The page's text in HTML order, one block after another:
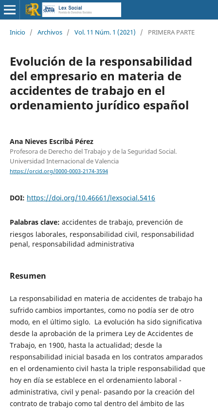
Inicio / Archivos / Vol. 11 Núm. 1 (2021) / PRIMERA PARTE
Evolución de la responsabilidad
del empresario en materia de
accidentes de trabajo en el
ordenamiento jurídico español
Ana Nieves Escribá Pérez
Profesora de Derecho del Trabajo y de la Seguridad Social.
Universidad Internacional de Valencia
https://orcid.org/0000-0003-2174-3594
DOI: https://doi.org/10.46661/lexsocial.5416
Palabras clave: accidentes de trabajo, prevención de
riesgos laborales, responsabilidad civil, responsabilidad
penal, responsabilidad administrativa
Resumen
La responsabilidad en materia de accidentes de trabajo ha
sufrido cambios importantes, como no podía ser de otro
modo, en el último siglo. La evolución ha sido significativa
desde la aprobación de la primera Ley de Accidentes de
Trabajo, en 1900, hasta la actualidad; desde la
responsabilidad inicial basada en los contratos amparados
en el ordenamiento civil hasta la triple responsabilidad que
hoy en día se establece en el ordenamiento laboral -
administrativa, civil y penal- pasando por la creación del
contrato de trabajo como tal dentro del ámbito de las